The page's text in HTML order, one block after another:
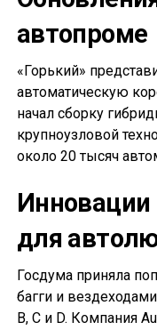
автопроме
«Горький»
автоматическую
начал сборку
крупноузловой
около 20 тысяч
для
Госдума приняла
багги и
B, C и D. Компания